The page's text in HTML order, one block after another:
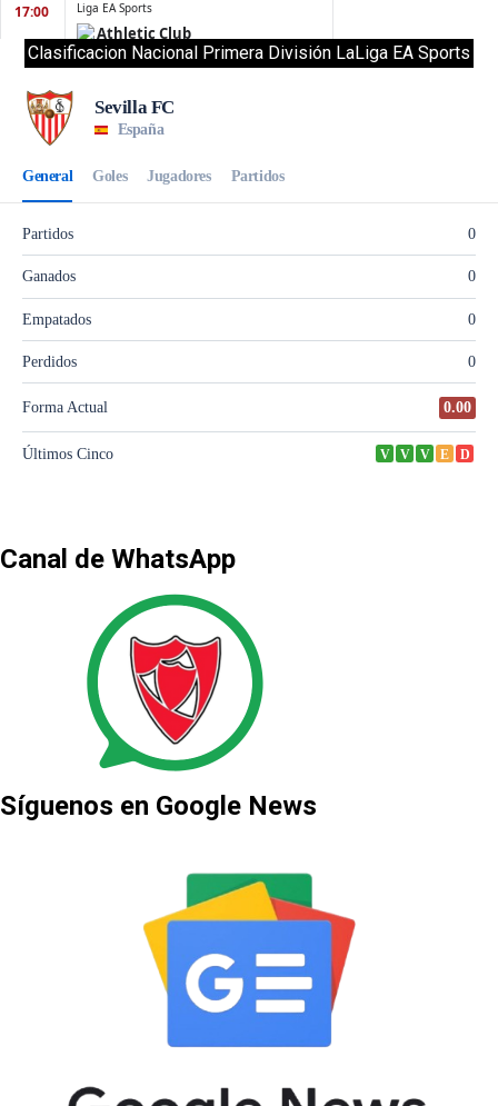
Clasificacion Nacional Primera División LaLiga EA Sports
Canal de WhatsApp
Síguenos en Google News